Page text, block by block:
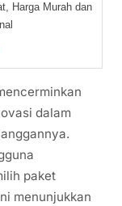
Harga Murah dan
dalam
paket
menunjukkan